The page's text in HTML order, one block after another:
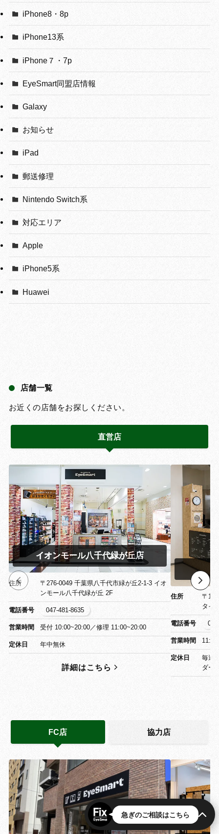
iPhone8・8p
iPhone13系
iPhone７・7p
EyeSmart同盟店情報
Galaxy
お知らせ
iPad
郵送修理
Nintendo Switch系
対応エリア
Apple
iPhone5系
Huawei
店舗一覧
お近くの店舗をお探しください。
直営店
イオンモール八千代緑が丘店
住所
〒276-0049 千葉県八千代市緑が丘2-1-3 イオ
ンモール八千代緑が丘 2F
電話番号 047-481-8635
営業時間 受付 10:00~20:00／修理 11:00~20:00
定休日 年中無休
詳細はこちら
住所
〒
タイ
電話番号 03-
営業時間
定休日
毎週
ダー
FC店 協力店
急ぎのご相談はこちら